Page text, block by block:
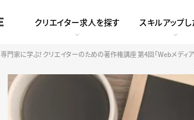
クリエイター求人を探す スキルアップし
専門家に学ぶ！クリエイターのための著作権講座 第4回「Webメディ